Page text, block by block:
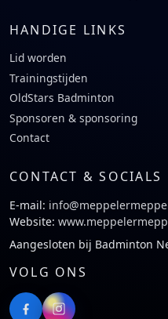
HANDIGE LINKS
Lid worden
Trainingstijden
OldStars Badminton
Sponsoren & sponsoring
Contact
CONTACT & SOCIALS
E-mail:
Website:
Aangesloten bij Badminton
VOLG ONS